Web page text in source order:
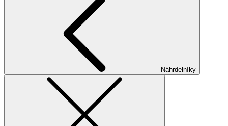
Náhrdelníky